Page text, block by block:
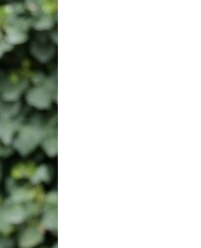
انتخابات ریاست جمهوری آمریکا ۲۰۲۴
حمله جمهوری اسلامی به اسرائیل
اعتراضات زن، زندگی، آزادی
مجموعه مستندهای دادخواهی